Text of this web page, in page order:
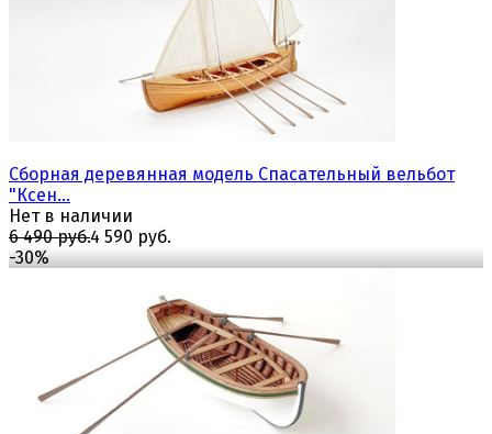
сравнить
избранное сравнить
Сборная деревянная модель Спасательный вельбот
"Ксен...
Нет в наличии
6 490 руб.4 590 руб.
-30%